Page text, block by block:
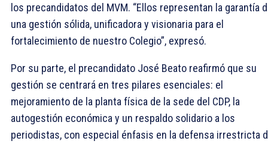
los precandidatos del MVM. “Ellos representan la garantía
una gestión sólida, unificadora y visionaria para el
fortalecimiento de nuestro Colegio”, expresó.
Por su parte, el precandidato José Beato reafirmó que su
gestión se centrará en tres pilares esenciales: el
mejoramiento de la planta física de la sede del CDP, la
autogestión económica y un respaldo solidario a los
periodistas, con especial énfasis en la defensa irrestricta